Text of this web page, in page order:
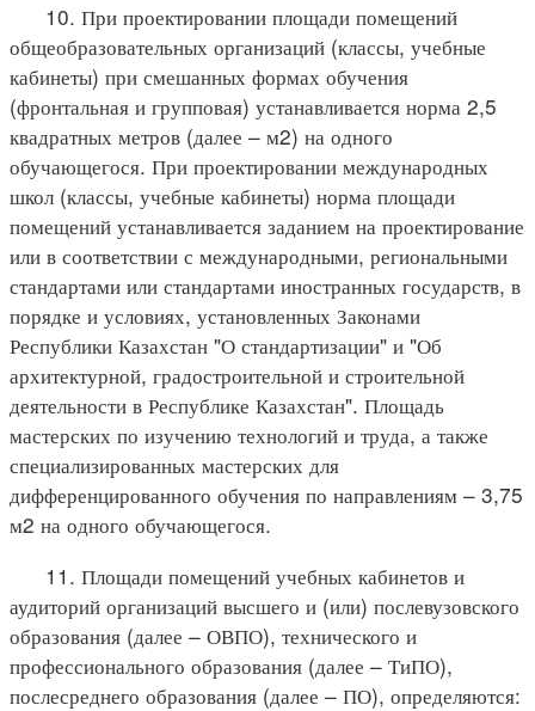
10. При проектировании площади помещений
общеобразовательных организаций (классы, учебные
кабинеты) при смешанных формах обучения
(фронтальная и групповая) устанавливается норма 2,5
квадратных метров (далее – м2) на одного
обучающегося. При проектировании международных
школ (классы, учебные кабинеты) норма площади
помещений устанавливается заданием на проектирование
или в соответствии с международными, региональными
стандартами или стандартами иностранных государств, в
порядке и условиях, установленных Законами
Республики Казахстан "О стандартизации" и "Об
архитектурной, градостроительной и строительной
деятельности в Республике Казахстан". Площадь
мастерских по изучению технологий и труда, а также
специализированных мастерских для
дифференцированного обучения по направлениям – 3,75
м2 на одного обучающегося.
11. Площади помещений учебных кабинетов и
аудиторий организаций высшего и (или) послевузовского
образования (далее – ОВПО), технического и
профессионального образования (далее – ТиПО),
послесреднего образования (далее – ПО), определяются: